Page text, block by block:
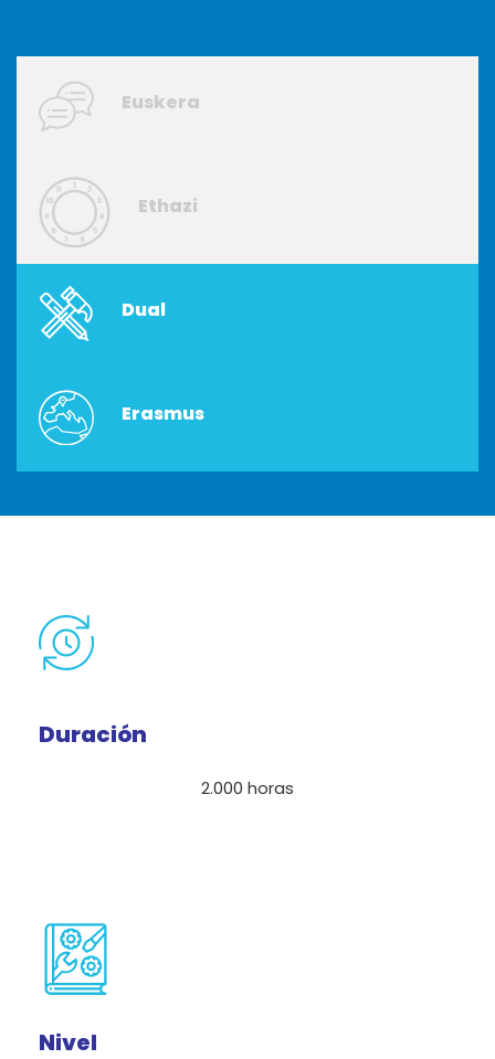
Euskera
Ethazi
Dual
Erasmus
Duración
2.000 horas
Nivel